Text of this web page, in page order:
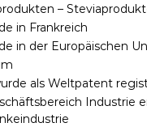
–
in Frankreich
in der Europäischen
als Weltpatent
Industrie